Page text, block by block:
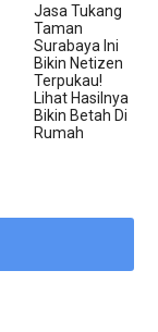
Jasa Tukang
Taman
Surabaya Ini
Bikin Netizen
Terpukau!
Lihat Hasilnya
Bikin Betah Di
Rumah